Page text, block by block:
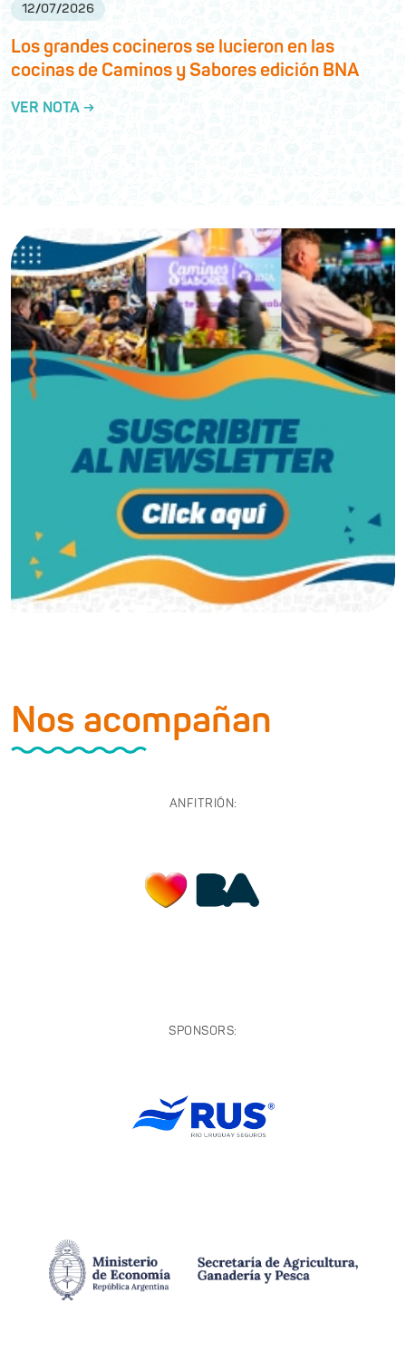
12/07/2026
Los grandes cocineros se lucieron en las
cocinas de Caminos y Sabores edición BNA
VER NOTA →
Nos acompañan
ANFITRIÓN:
SPONSORS: